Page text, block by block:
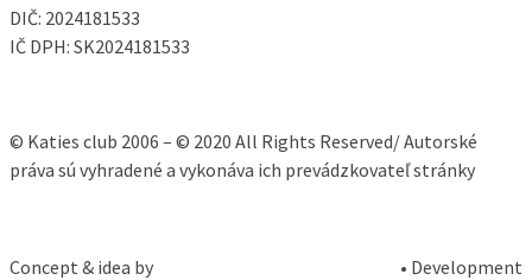
DIČ: 2024181533
IČ DPH: SK2024181533
© Katies club 2006 – © 2020 All Rights Reserved/ Autorské
práva sú vyhradené a vykonáva ich prevádzkovateľ stránky
Concept & idea by
• Development